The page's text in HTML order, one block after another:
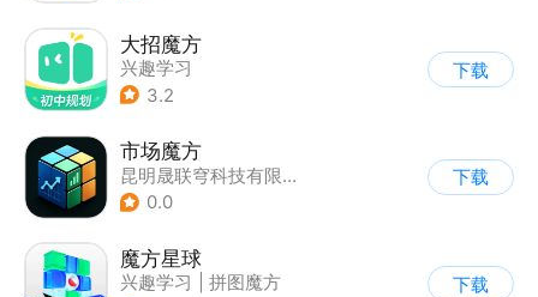
大招魔方
兴趣学习
3.2
下载
市场魔方
昆明晟联穹科技有限公司
0.0
下载
魔方星球
兴趣学习
拼图魔方
下载